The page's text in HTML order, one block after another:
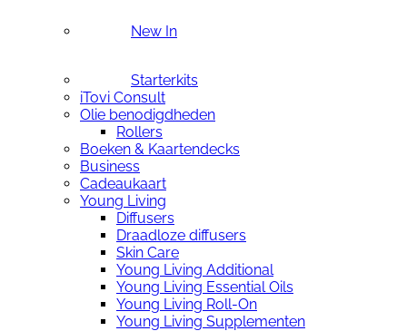
New In
Starterkits
iTovi Consult
Olie benodigdheden
Rollers
Boeken & Kaartendecks
Business
Cadeaukaart
Young Living
Diffusers
Draadloze diffusers
Skin Care
Young Living Additional
Young Living Essential Oils
Young Living Roll-On
Young Living Supplementen